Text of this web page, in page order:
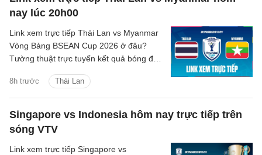
nay lúc 20h00
8h trước Thái Lan
Link xem trực tiếp Thái Lan vs Myanmar
Vòng Bảng BSEAN Cup 2026 ở đâu?
Tường thuật trực tuyến kết quả bóng đá
sóng nào?
Singapore vs Indonesia hôm nay trực tiếp trên
sóng VTV
Link xem trực tiếp Singapore vs